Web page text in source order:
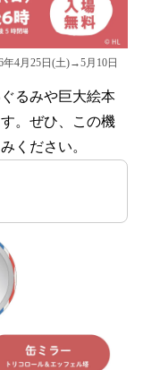
4月25日(土)→5月10日
るみや巨大絵本
。ぜひ、この機
ください。